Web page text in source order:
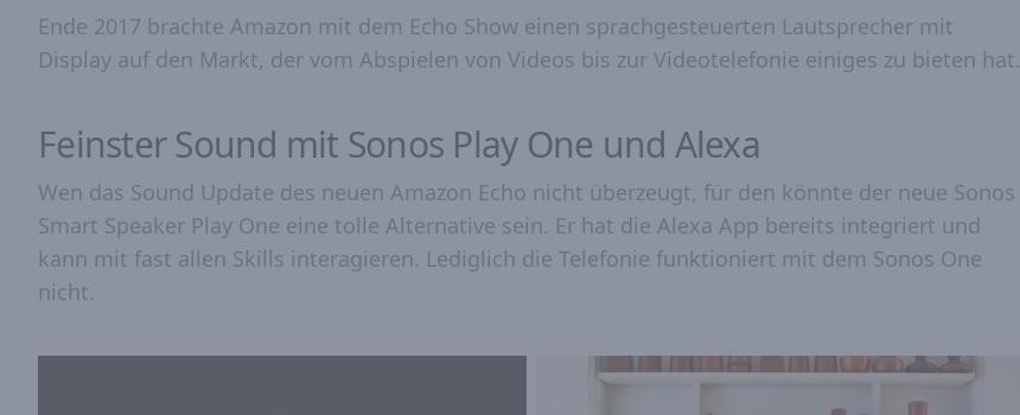
Ende 2017 brachte Amazon mit dem Echo Show einen sprachgesteuerten Lautsprecher mit
Display auf den Markt, der vom Abspielen von Videos bis zur Videotelefonie einiges zu bieten hat.
Feinster Sound mit Sonos Play One und Alexa
Wen das Sound Update des neuen Amazon Echo nicht überzeugt, für den könnte der neue Sonos
Smart Speaker Play One eine tolle Alternative sein. Er hat die Alexa App bereits integriert und
kann mit fast allen Skills interagieren. Lediglich die Telefonie funktioniert mit dem Sonos One
nicht.